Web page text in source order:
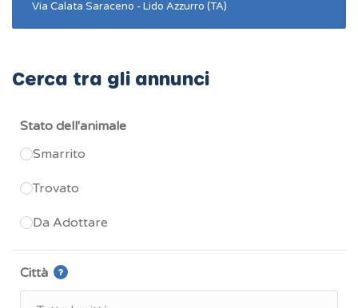
Via Calata Saraceno - Lido Azzurro (TA)
Cerca tra gli annunci
Stato dell'animale
Smarrito
Trovato
Da Adottare
Città